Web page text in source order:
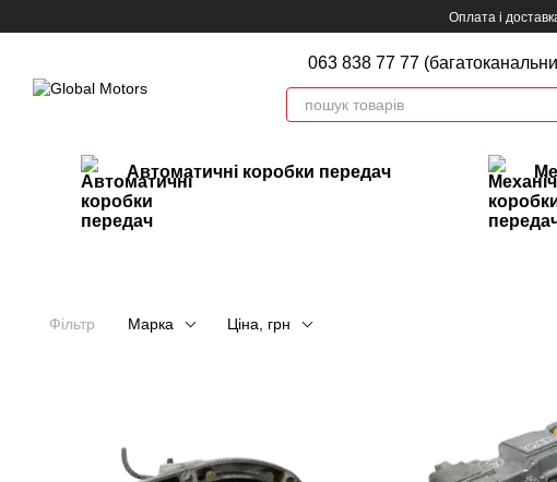
Оплата і
063 838 77 77
Автоматичні коробки передач
Фільтр Марка Ціна, грн